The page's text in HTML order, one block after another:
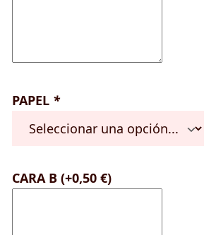
PAPEL *
CARA B (+0,50 €)